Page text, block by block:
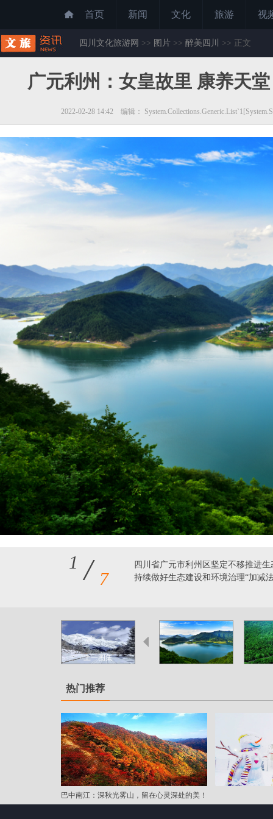
首页 新闻 文化 旅游 视
四川文化旅游网 >> 图片 >> 醉美四川 >> 正文
广元利州：女皇故里 康养天堂
2022-02-28 14:42 编辑：
1 / 7
四川省广元市利州区坚定不移推进
持续做好生态建设和环境治理“加减
上一图集
热门推荐
巴中南江：深秋光雾山，留在心灵深处的美！